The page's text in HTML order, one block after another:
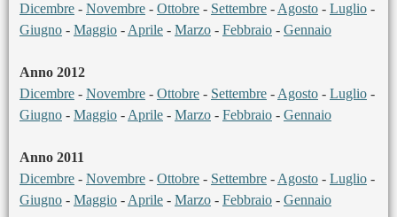
Dicembre - Novembre - Ottobre - Settembre - Agosto - Luglio -
Giugno - Maggio - Aprile - Marzo - Febbraio - Gennaio
Anno 2012
Dicembre - Novembre - Ottobre - Settembre - Agosto - Luglio -
Giugno - Maggio - Aprile - Marzo - Febbraio - Gennaio
Anno 2011
Dicembre - Novembre - Ottobre - Settembre - Agosto - Luglio -
Giugno - Maggio - Aprile - Marzo - Febbraio - Gennaio